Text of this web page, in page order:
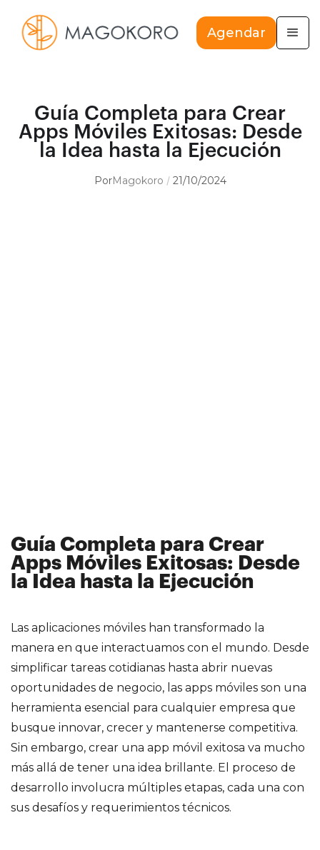
Agendar
Guía Completa para Crear
Apps Móviles Exitosas: Desde
la Idea hasta la Ejecución
PorMagokoro 21/10/2024
Guía Completa para Crear
Apps Móviles Exitosas: Desde
la Idea hasta la Ejecución
Las aplicaciones móviles han transformado la
manera en que interactuamos con el mundo. Desde
simplificar tareas cotidianas hasta abrir nuevas
oportunidades de negocio, las apps móviles son una
herramienta esencial para cualquier empresa que
busque innovar, crecer y mantenerse competitiva.
Sin embargo, crear una app móvil exitosa va mucho
más allá de tener una idea brillante. El proceso de
desarrollo involucra múltiples etapas, cada una con
sus desafíos y requerimientos técnicos.